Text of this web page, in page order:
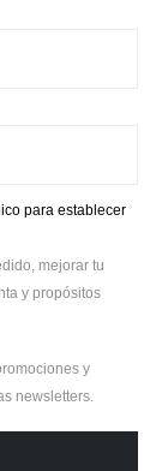
para establecer
mejorar tu
y propósitos
y
newsletters.